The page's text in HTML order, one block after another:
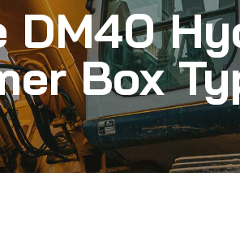
DM40
Box